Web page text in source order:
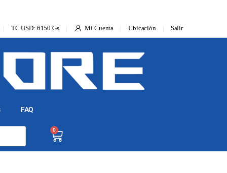
TC USD: 6150 Gs Mi Cuenta Ubicación Salir
FAQ
0